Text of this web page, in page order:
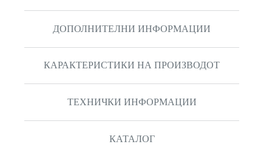
ДОПОЛНИТЕЛНИ ИНФОРМАЦИИ
КАРАКТЕРИСТИКИ НА ПРОИЗВОДОТ
ТЕХНИЧКИ ИНФОРМАЦИИ
КАТАЛОГ